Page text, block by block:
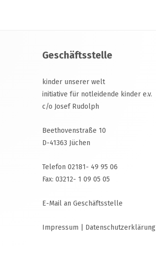
Geschäftsstelle
kinder unserer welt
initiative für notleidende kinder e.v.
c/o Josef Rudolph
Beethovenstraße 10
D-41363 Jüchen
Telefon 02181- 49 95 06
Fax: 03212- 1 09 05 05
E-Mail an Geschäftsstelle
Impressum Datenschutzerklärung